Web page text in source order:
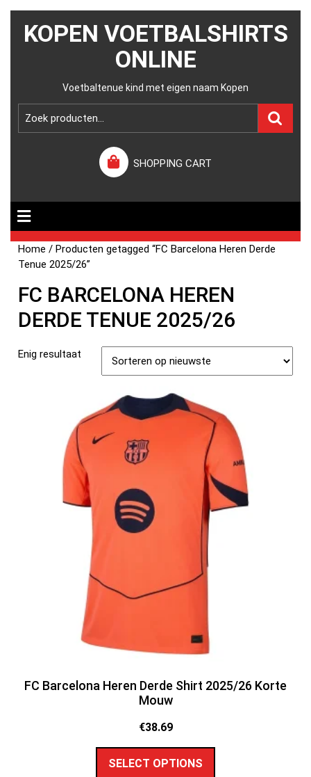
KOPEN VOETBALSHIRTS
ONLINE
Voetbaltenue kind met eigen naam Kopen
SHOPPING CART
Home / Producten getagged “FC Barcelona Heren Derde
Tenue 2025/26”
FC BARCELONA HEREN
DERDE TENUE 2025/26
Enig resultaat
FC Barcelona Heren Derde Shirt 2025/26 Korte
Mouw
€38.69
SELECT OPTIONS